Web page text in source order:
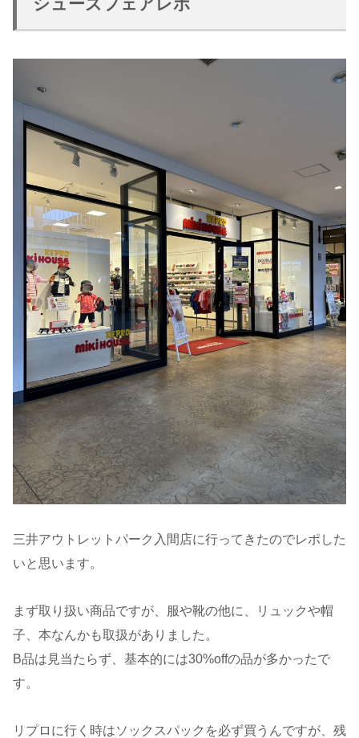
シューズフェアレポ
三井アウトレットパーク入間店に行ってきたのでレポした
いと思います。
まず取り扱い商品ですが、服や靴の他に、リュックや帽
子、本なんかも取扱がありました。
B品は見当たらず、基本的には30%offの品が多かったで
す。
リプロに行く時はソックスパックを必ず買うんですが、残